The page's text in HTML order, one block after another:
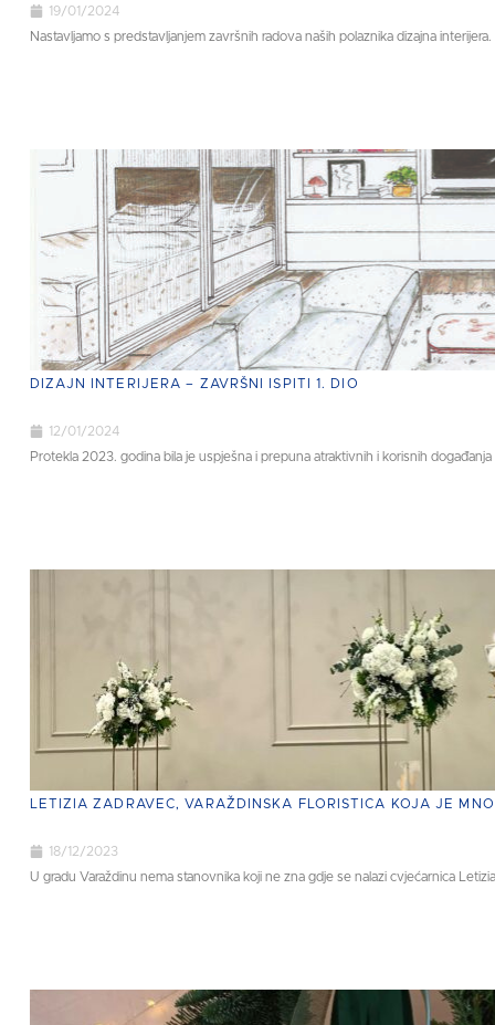
19/01/2024
Nastavljamo s predstavljanjem završnih radova naših polaznika dizajna
DIZAJN INTERIJERA – ZAVRŠNI ISPITI 1. DIO
12/01/2024
Protekla 2023. godina bila je uspješna i prepuna atraktivnih i korisnih događanja
LETIZIA ZADRAVEC, VARAŽDINSKA FLORISTICA KOJA JE
18/12/2023
U gradu Varaždinu nema stanovnika koji ne zna gdje se nalazi cvjećarnica